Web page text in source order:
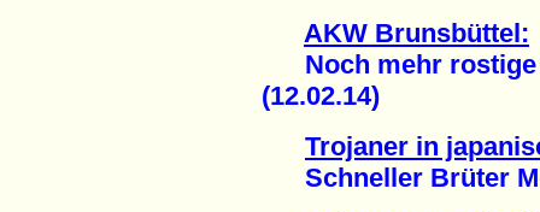
AKW Brunsbüttel:
Noch mehr rostige
(12.02.14)
Trojaner in
Schneller Brüter